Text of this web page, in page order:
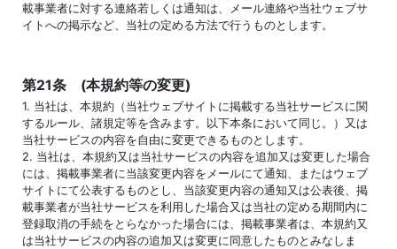
載事業者に対する連絡若しくは通知は、メール連絡や当社ウェブサ
イトへの掲示など、当社の定める方法で行うものとします。
第21条 (本規約等の変更)
1. 当社は、本規約（当社ウェブサイトに掲載する当社サービスに関
するルール、諸規定等を含みます。以下本条において同じ。）又は
当社サービスの内容を自由に変更できるものとします。
2. 当社は、本規約又は当社サービスの内容を追加又は変更した場合
には、掲載事業者に当該変更内容をメールにて通知、またはウェブ
サイトにて公表するものとし、当該変更内容の通知又は公表後、掲
載事業者が当社サービスを利用した場合又は当社の定める期間内に
登録取消の手続をとらなかった場合には、掲載事業者は、本規約又
は当社サービスの内容の追加又は変更に同意したものとみなしま